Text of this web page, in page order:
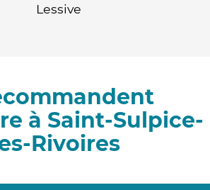
Lessive
à Saint-Sulpice-
Rivoires